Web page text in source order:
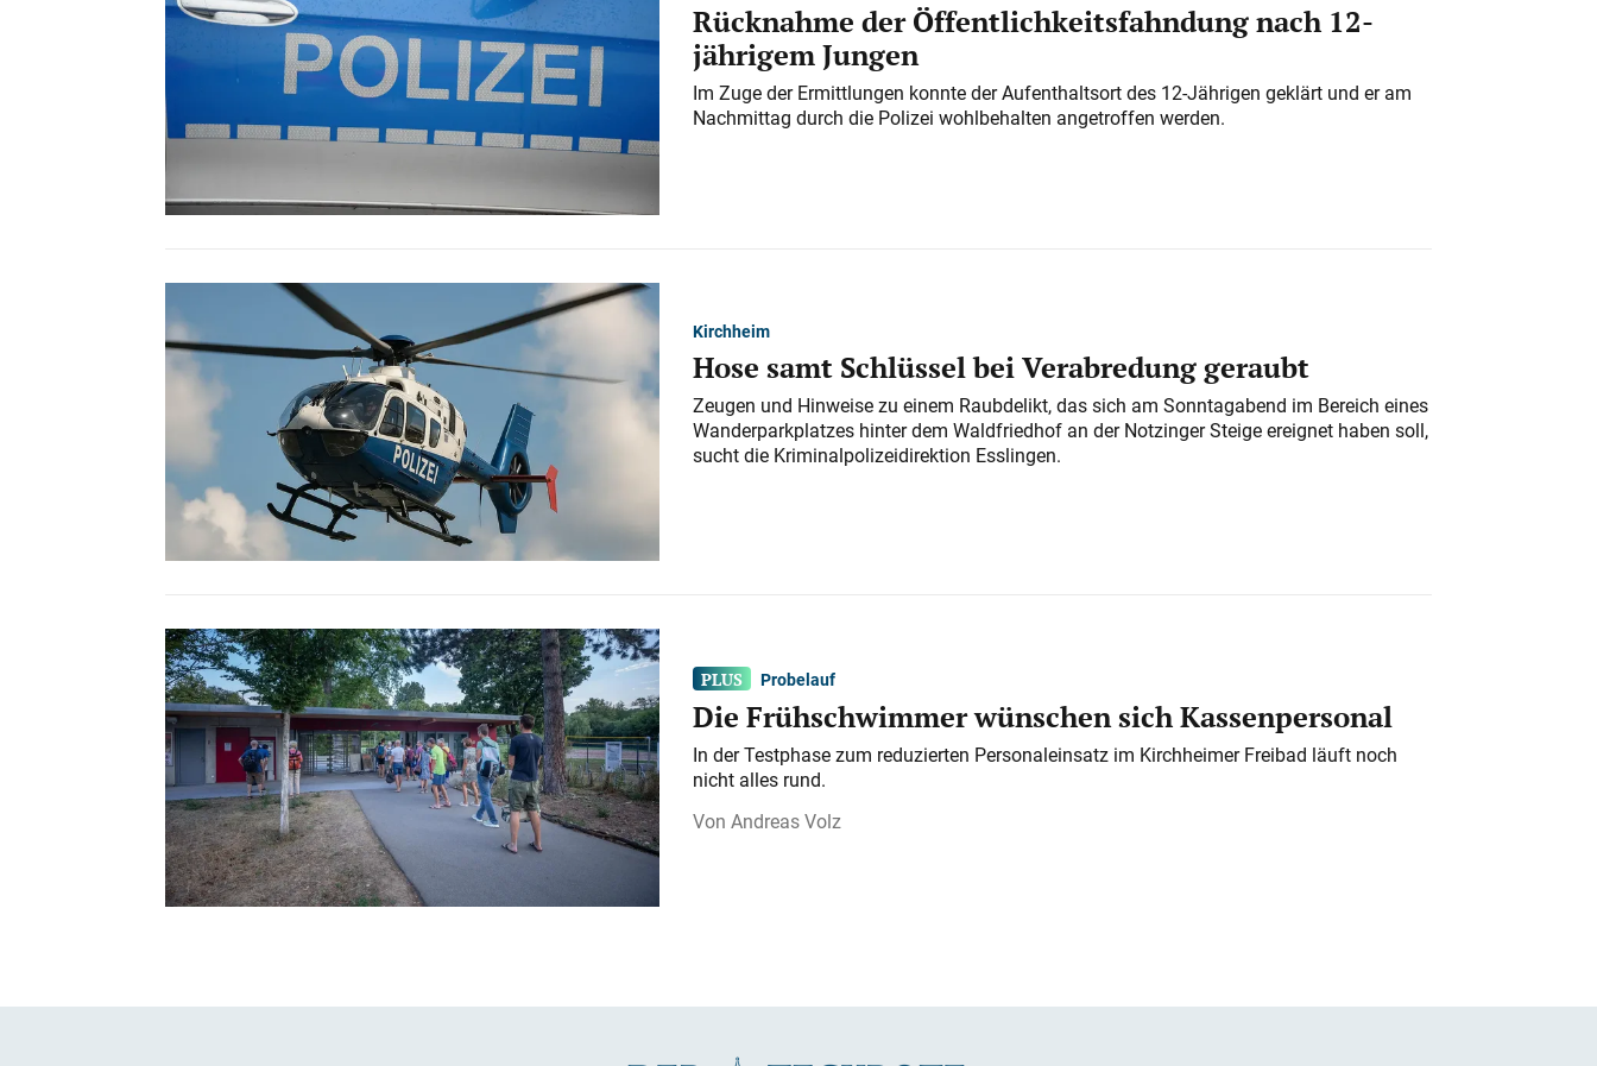
Rücknahme der Öffentlichkeitsfahndung nach 12-
jährigem Jungen
Im Zuge der Ermittlungen konnte der Aufenthaltsort des 12-Jährigen geklärt und er am
Nachmittag durch die Polizei wohlbehalten angetroffen werden.
Kirchheim
Hose samt Schlüssel bei Verabredung geraubt
Zeugen und Hinweise zu einem Raubdelikt, das sich am Sonntagabend im Bereich eines
Wanderparkplatzes hinter dem Waldfriedhof an der Notzinger Steige ereignet haben soll,
sucht die Kriminalpolizeidirektion Esslingen.
Probelauf
Die Frühschwimmer wünschen sich Kassenpersonal
In der Testphase zum reduzierten Personaleinsatz im Kirchheimer Freibad läuft noch
nicht alles rund.
Andreas Volz